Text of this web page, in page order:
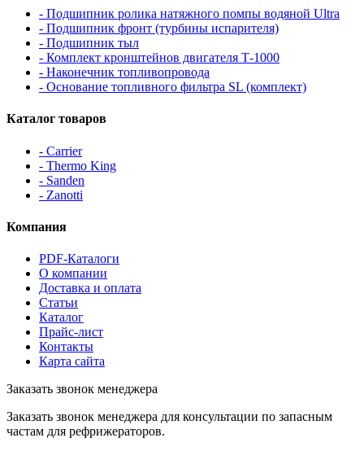
- Подшипник ролика натяжного помпы водяной Ultra
- Подшипник фронт (турбины испарителя)
- Подшипник тыл
- Комплект кронштейнов двигателя Т-1000
- Наконечник топливопровода
- Основание топливного фильтра SL (комплект)
Каталог товаров
- Carrier
- Thermo King
- Sanden
- Zanotti
Компания
PDF-Каталоги
О компании
Доставка и оплата
Статьи
Каталог
Прайс-лист
Контакты
Карта сайта
Заказать звонок менеджера
Заказать звонок менеджера для консультации по запасным
частам для рефрижераторов.